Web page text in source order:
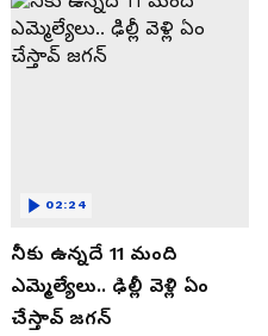
నీకు ఉన్నదే 11 మంది
ఎమ్మెల్యేలు.. ఢిల్లీ వెళ్లి ఏం
చేస్తావ్ జగన్
02:24